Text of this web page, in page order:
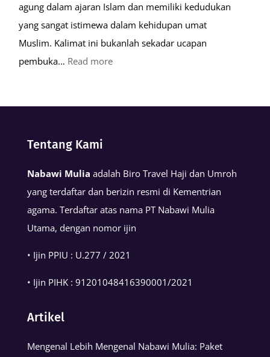
agung dalam ajaran Islam dan memiliki kedudukan
yang sangat istimewa dalam kehidupan umat
Muslim. Kalimat ini bukanlah sekadar ucapan
pembuka… Read more:
Muslim
Tentang Kami
Nabawi Mulia adalah Biro Travel Haji dan Umroh
yang terdaftar dan berizin resmi di Kementrian
agama. Terdaftar atas nama PT Nabawi Mulia
Utama, dengan nomor ijin
• Ijin PPIU : U.277 / 2021
• Ijin PIHK : 91201048416390001/2021
Artikel
Mengenal Lebih Mengenal Nabawi Mulia: Paket